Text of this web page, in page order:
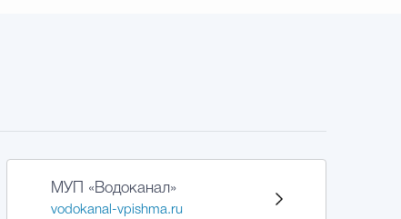
МУП «Водоканал»
vodokanal-vpishma.ru